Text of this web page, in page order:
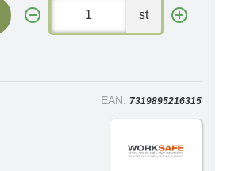
st
EAN: 7319895216315